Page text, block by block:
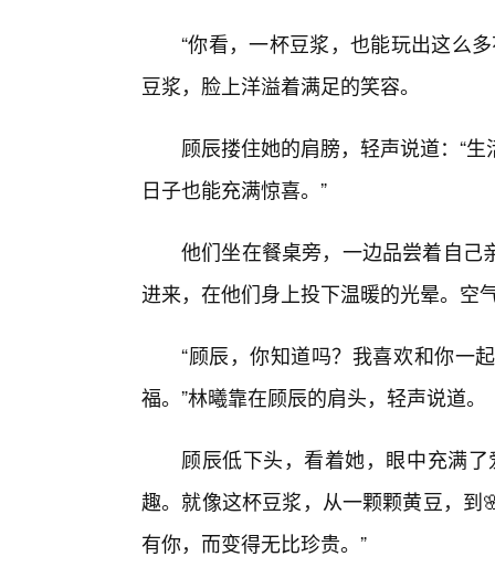
“你看，一杯豆浆，也能玩出这么
豆浆，脸上洋溢着满足的笑容。
顾辰搂住她的肩膀，轻声说道：“
日子也能充满惊喜。”
他们坐在餐桌旁，一边品尝着自己
进来，在他们身上投下温暖的光晕。空
“顾辰，你知道吗？我喜欢和你一
福。”林曦靠在顾辰的肩头，轻声说道。
顾辰低下头，看着她，眼中充满
趣。就像这杯豆浆，从一颗颗黄豆，
有你，而变得无比珍贵。”